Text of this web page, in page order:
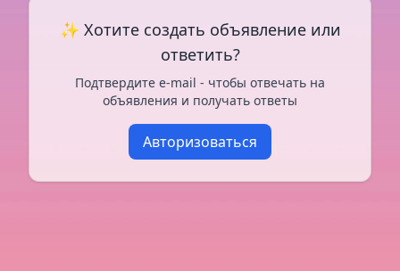
✨ Хотите создать объявление или
ответить?
Подтвердите e-mail - чтобы отвечать на
объявления и получать ответы
Авторизоваться